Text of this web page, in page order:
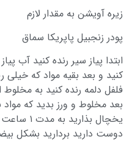
زیره آویشن به مقدار لازم
پودر زنجبیل پاپریکا سماق
ابتدا پیاز سیر رنده کنید آب
کنید و بعد بقیه مواد که خیلی
فلفل دلمه رنده کنید به مخلوط
بعد مخلوط و ورز بدید که
دوست دارید بردارید بشکل